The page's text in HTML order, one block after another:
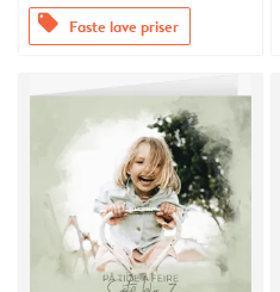
offers Faste lave priser